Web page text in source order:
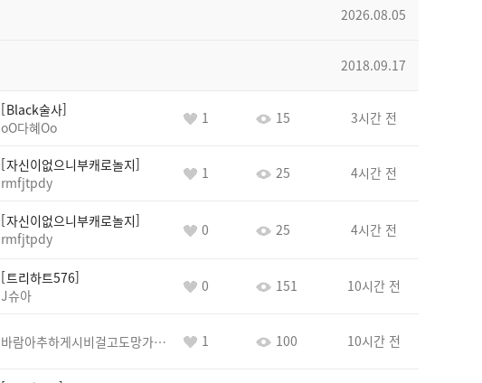
2026.08.05
2018.09.17
Black술사
oO다혜Oo
1 15 3시간 전
자신이없으니부캐로놀지
rmfjtpdy
1 25 4시간 전
자신이없으니부캐로놀지
rmfjtpdy
0 25 4시간 전
트리하트576
J슈아
0 151 10시간 전
바람아추하게시비걸고도망가냐당당하게글써 1 100 10시간 전